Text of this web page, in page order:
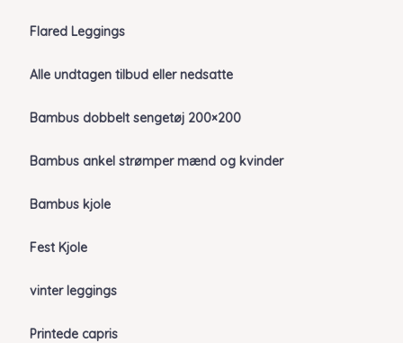
Flared Leggings
Alle undtagen tilbud eller nedsatte
Bambus dobbelt sengetøj 200×200
Bambus ankel strømper mænd og kvinder
Bambus kjole
Fest Kjole
vinter leggings
Printede capris